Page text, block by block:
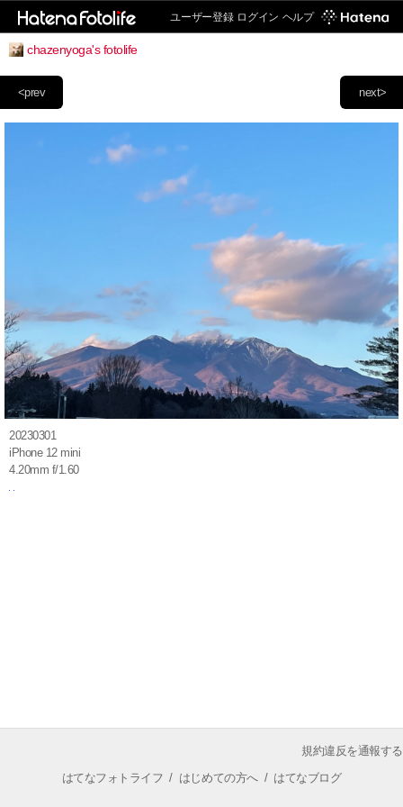
ユーザー登録 ログイン ヘルプ
chazenyoga's fotolife
next>
<prev
20230301
iPhone 12 mini
4.20mm f/1.60
規約違反を通報する
はてなフォトライフ / はじめての方へ/ はてなブログ